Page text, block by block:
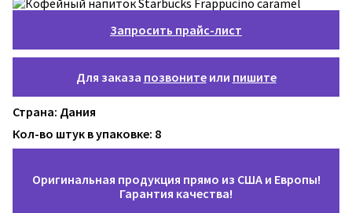
Запросить прайс-лист
Для заказа позвонитеили пишите
Страна: Дания
Кол-во штук в упаковке: 8
Оригинальная продукция прямо из США и Европы!
Гарантия качества!